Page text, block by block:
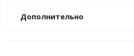
Дополнительно